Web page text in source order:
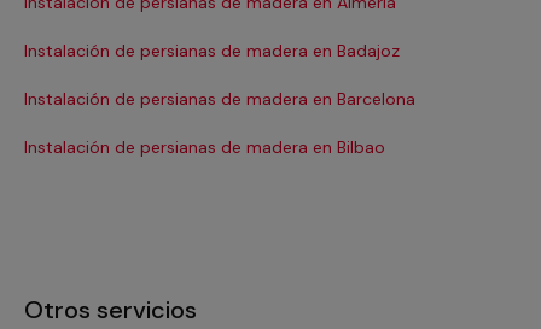
Instalación de persianas de madera en Badajoz
Instalación de persianas de madera en Barcelona
Instalación de persianas de madera en Bilbao
Otros servicios